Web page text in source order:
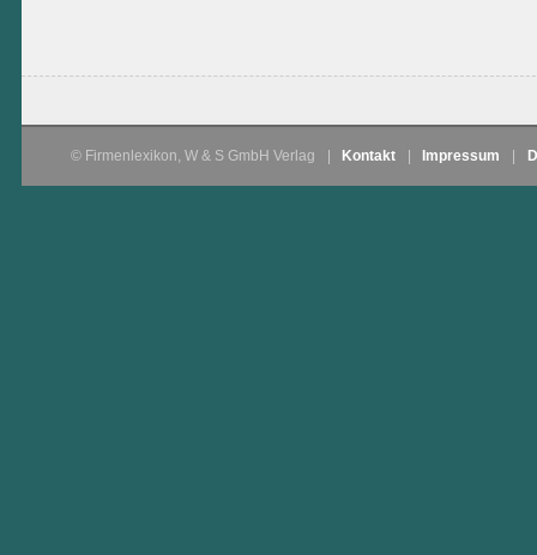
© Firmenlexikon, W & S GmbH Verlag Kontakt Impressum